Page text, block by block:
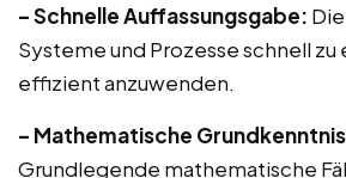
– Schnelle Auffassungsgabe:
Systeme und Prozesse schnell zu
effizient anzuwenden.
– Mathematische
Grundlegende mathematische